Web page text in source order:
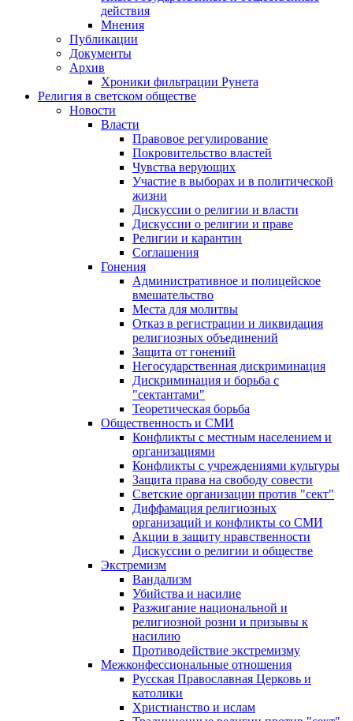
действия
Мнения
Публикации
Документы
Архив
Хроники фильтрации Рунета
Религия в светском обществе
Новости
Власти
Правовое регулирование
Покровительство властей
Чувства верующих
Участие в выборах и в политической
жизни
Дискуссии о религии и власти
Дискуссии о религии и праве
Религии и карантин
Соглашения
Гонения
Административное и полицейское
вмешательство
Места для молитвы
Отказ в регистрации и ликвидация
религиозных объединений
Защита от гонений
Негосударственная дискриминация
Дискриминация и борьба с
"сектантами"
Теоретическая борьба
Общественность и СМИ
Конфликты с местным населением и
организациями
Конфликты с учреждениями культуры
Защита права на свободу совести
Светские организации против "сект"
Диффамация религиозных
организаций и конфликты со СМИ
Акции в защиту нравственности
Дискуссии о религии и обществе
Экстремизм
Вандализм
Убийства и насилие
Разжигание национальной и
религиозной розни и призывы к
насилию
Противодействие экстремизму
Межконфессиональные отношения
Русская Православная Церковь и
католики
Христианство и ислам